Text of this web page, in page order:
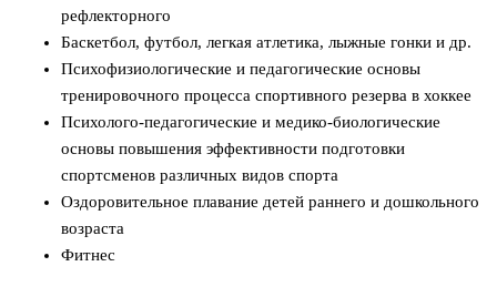
рефлекторного
Баскетбол, футбол, легкая атлетика, лыжные гонки и др.
Психофизиологические и педагогические основы
тренировочного процесса спортивного резерва в хоккее
Психолого-педагогические и медико-биологические
основы повышения эффективности подготовки
спортсменов различных видов спорта
Оздоровительное плавание детей раннего и дошкольного
возраста
Фитнес